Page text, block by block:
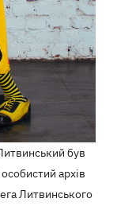
був
архів
Литвинського